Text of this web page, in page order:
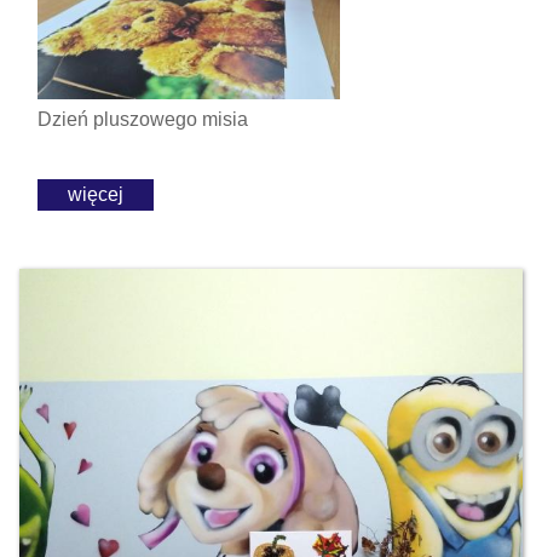
Dzień pluszowego misia
więcej